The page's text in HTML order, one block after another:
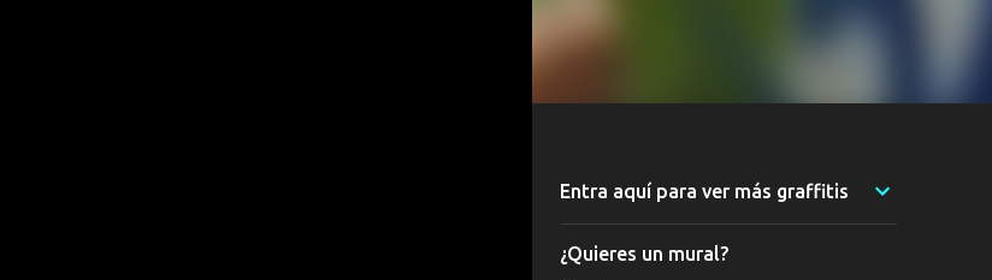
Entra aquí para ver más graffitis
¿Quieres un mural?